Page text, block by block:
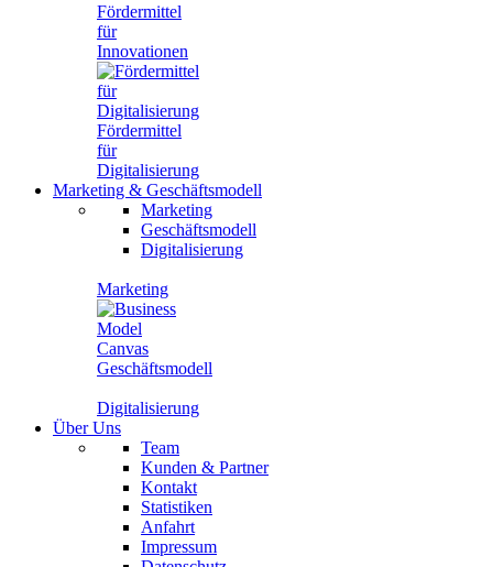
Fördermittel
für
Innovationen
Fördermittel
für
Digitalisierung
Marketing & Geschäftsmodell
Marketing
Geschäftsmodell
Digitalisierung
Marketing
Geschäftsmodell
Digitalisierung
Über Uns
Team
Kunden & Partner
Kontakt
Statistiken
Anfahrt
Impressum